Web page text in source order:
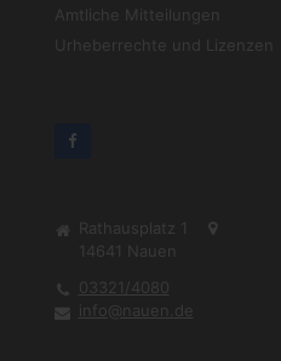
Amtliche Mitteilungen
Urheberrechte und Lizenzen
Rathausplatz 1
14641
Nauen
03321/4080
info@nauen.de